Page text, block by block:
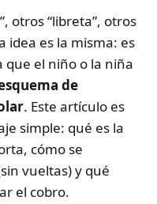
otros “libreta”, otros
idea es la misma: es
el niño o la niña
de
. Este artículo es
simple: qué es la
cómo se
vueltas) y qué
el cobro.